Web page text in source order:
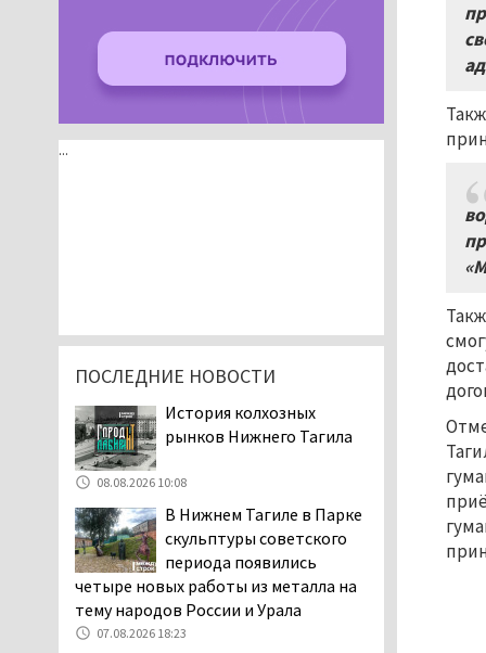
...
ПОСЛЕДНИЕ НОВОСТИ
История колхозных
рынков Нижнего Тагила
08.08.2026 10:08
В Нижнем Тагиле в Парке
скульптуры советского
периода появились
четыре новых работы из металла на
тему народов России и Урала
07.08.2026 18:23